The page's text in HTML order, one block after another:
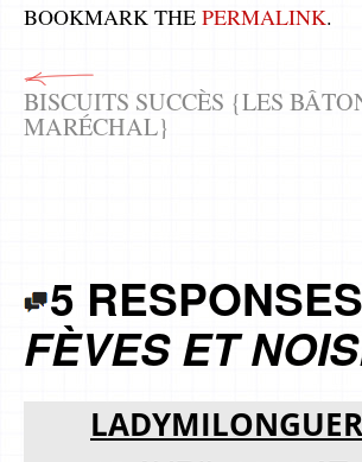
BOOKMARK THE PERMALINK.
BISCUITS SUCCÈS {LES
MARÉCHAL}
5
FÈVES ET